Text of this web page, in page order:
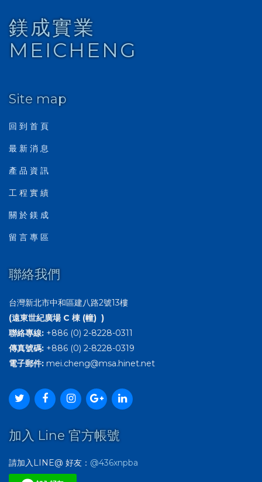
鎂成實業
MEICHENG
Site map
回 到 首 頁
最 新 消 息
產 品 資 訊
工 程 實 績
關 於 鎂 成
留 言 專 區
聯絡我們
台灣新北市中和區建八路2號13樓
(遠東世紀廣場 C 棟 (幢) )
聯絡專線: +886 (0) 2-8228-0311
傳真號碼: +886 (0) 2-8228-0319
電子郵件: mei.cheng@msa.hinet.net
加入 Line 官方帳號
請加入LINE@ 好友： @436xnpba